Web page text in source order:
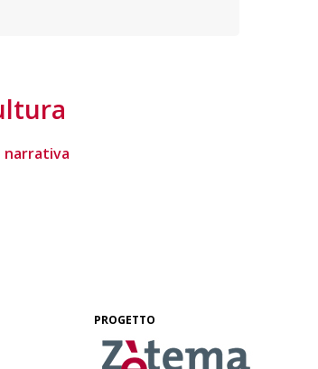
narrativa
PROGETTO